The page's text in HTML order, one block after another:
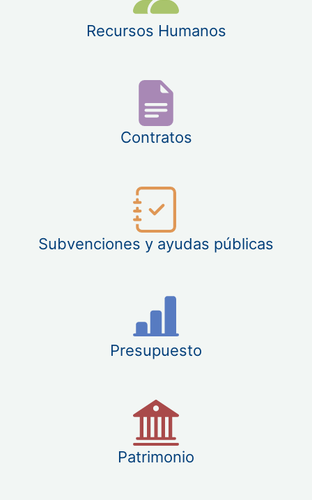
Recursos Humanos
Contratos
Subvenciones y ayudas públicas
Presupuesto
Patrimonio